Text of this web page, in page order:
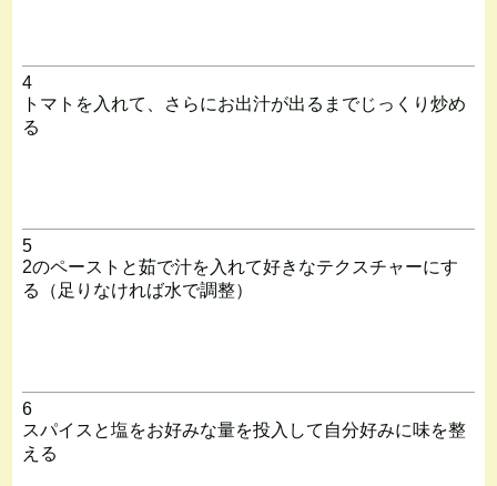
4
トマトを入れて、さらにお出汁が出るまでじっくり炒め
る
5
2のペーストと茹で汁を入れて好きなテクスチャーにす
る（足りなければ水で調整）
6
スパイスと塩をお好みな量を投入して自分好みに味を整
える